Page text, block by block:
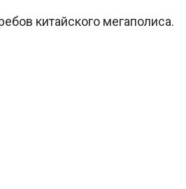
китайского мегаполиса.